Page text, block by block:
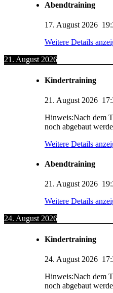
Abendtraining
17. August 2026
Weitere Details
21. August 2026
Kindertraining
21. August 2026
Hinweis:Nach dem
noch abgebaut
Weitere Details
Abendtraining
21. August 2026
Weitere Details
24. August 2026
Kindertraining
24. August 2026
Hinweis:Nach dem
noch abgebaut